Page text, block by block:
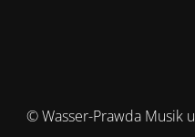
© Wasser-Prawda Musik